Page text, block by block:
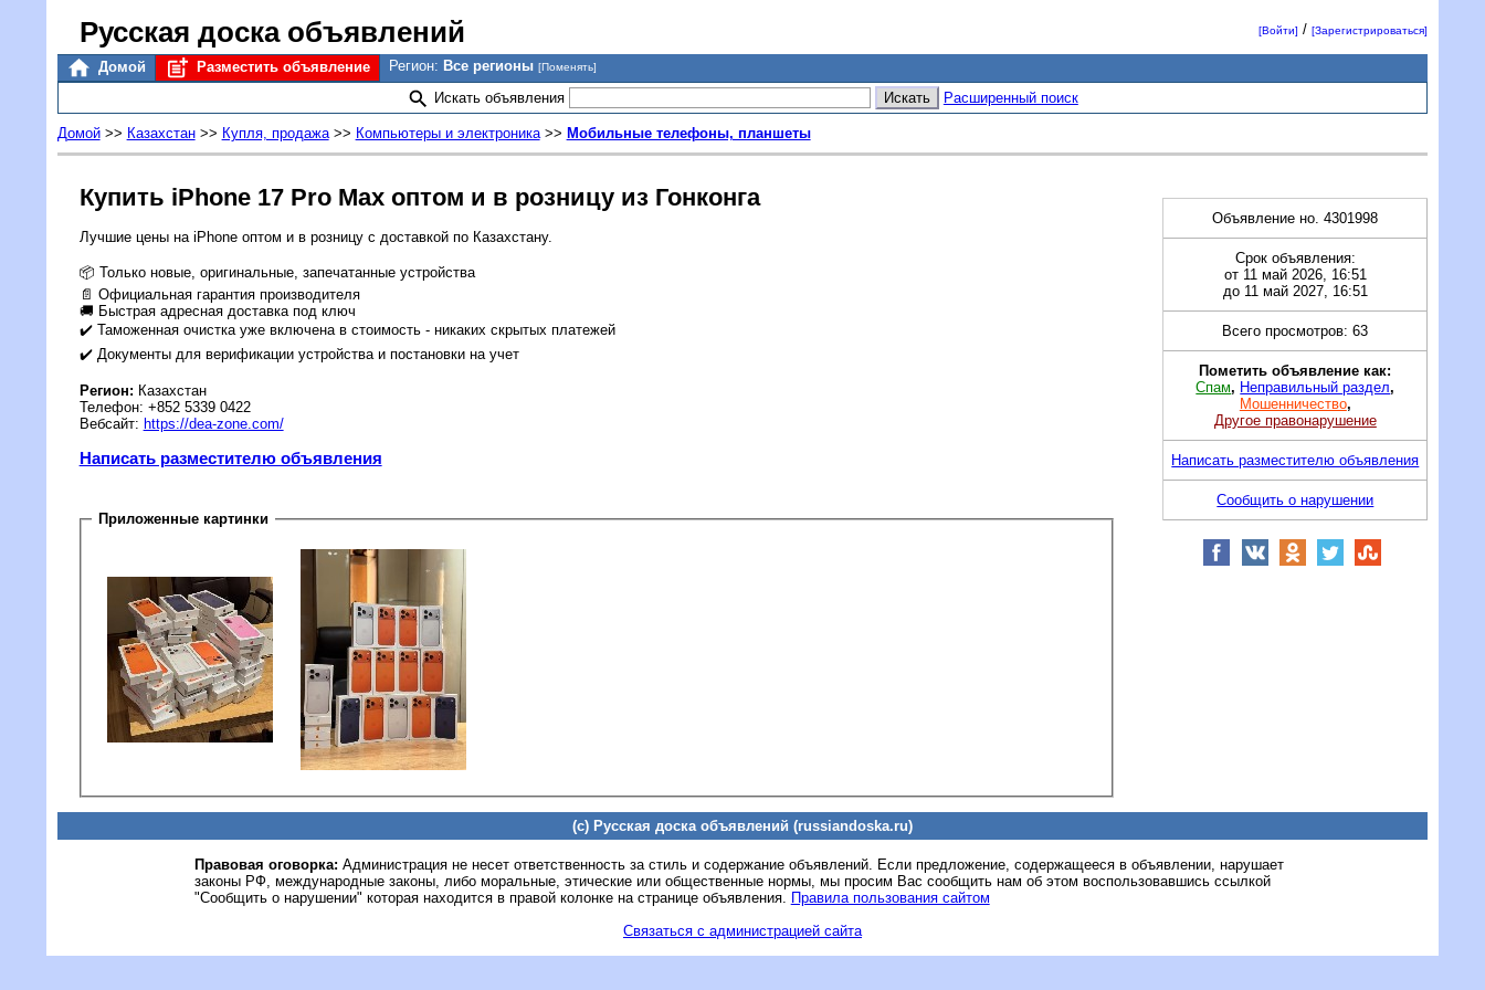
Русская доска объявлений [Войти] /[Зарегистрироваться]
Домой Разместить объявление Регион: Все регионы [Поменять]
Искать объявления Расширенный поиск
Домой>> Казахстан>> Купля, продажа>> Компьютеры и электроника>> Мобильные телефоны, планшеты
Купить iPhone 17 Pro Max оптом и в розницу из Гонконга
Лучшие цены на iPhone оптом и в розницу с доставкой по Казахстану.
📦 Только новые, оригинальные, запечатанные устройства
📄 Официальная гарантия производителя
🚚 Быстрая адресная доставка под ключ
✔️ Таможенная очистка уже включена в стоимость - никаких скрытых платежей
✔️ Документы для верификации устройства и постановки на учет
Регион: Казахстан
Телефон: +852 5339 0422
Вебсайт: https://dea-zone.com/
Написать разместителю объявления
Приложенные картинки
Объявление но. 4301998
Срок объявления:
от 11 май 2026, 16:51
до 11 май 2027, 16:51
Всего просмотров: 63
Пометить объявление как:
Спам, Неправильный раздел,
Мошенничество,
Другое правонарушение
Написать разместителю объявления
Сообщить о нарушении
(c) Русская доска объявлений (russiandoska.ru)
Правовая оговорка: Администрация не несет ответственность за стиль и содержание объявлений. Если предложение, содержащееся в объявлении, нарушает
законы РФ, международные законы, либо моральные, этические или общественные нормы, мы просим Вас сообщить нам об этом воспользовавшись ссылкой
"Сообщить о нарушении" которая находится в правой колонке на странице объявления. Правила пользования сайтом
Связаться с администрацией сайта